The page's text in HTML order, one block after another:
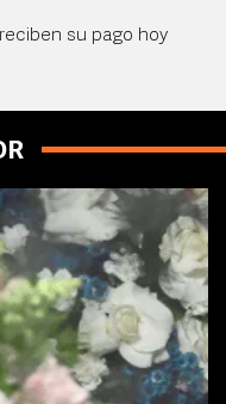
su pago hoy